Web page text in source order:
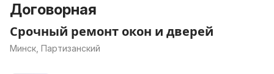
Договорная
Срочный ремонт окон и дверей
Минск, Партизанский